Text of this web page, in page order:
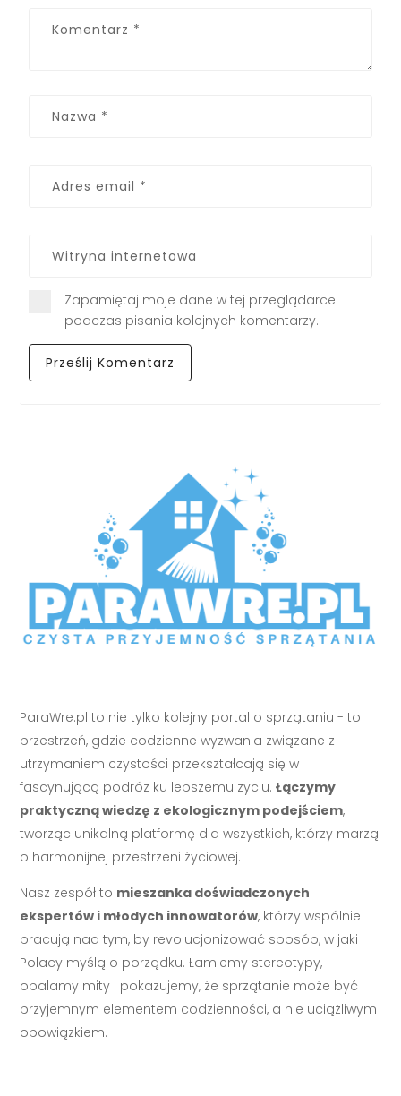
Zapamiętaj moje dane w tej przeglądarce
podczas pisania kolejnych komentarzy.
ParaWre.pl to nie tylko kolejny portal o sprzątaniu - to
przestrzeń, gdzie codzienne wyzwania związane z
utrzymaniem czystości przekształcają się w
fascynującą podróż ku lepszemu życiu.Łączymy
praktyczną wiedzę z ekologicznym podejściem,
tworząc unikalną platformę dla wszystkich, którzy marzą
o harmonijnej przestrzeni życiowej.
Nasz zespół to mieszanka doświadczonych
ekspertów i młodych innowatorów, którzy wspólnie
pracują nad tym, by revolucjonizować sposób, w jaki
Polacy myślą o porządku. Łamiemy stereotypy,
obalamy mity i pokazujemy, że sprzątanie może być
przyjemnym elementem codzienności, a nie uciążliwym
obowiązkiem.